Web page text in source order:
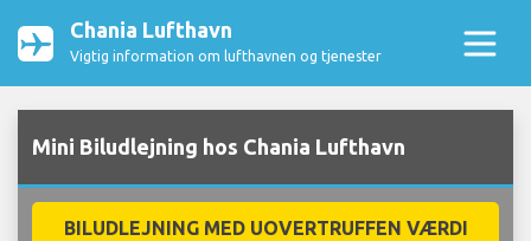
Chania Lufthavn
Vigtig information om lufthavnen og tjenester
Mini Biludlejning hos Chania Lufthavn
BILUDLEJNING MED UOVERTRUFFEN VÆRDI